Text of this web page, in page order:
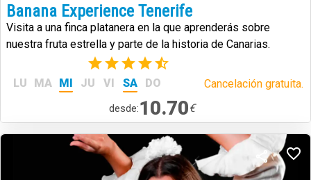
Banana Experience Tenerife
Visita a una finca platanera en la que aprenderás sobre
nuestra fruta estrella y parte de la historia de Canarias.
(6)
LU MA MI JU VI SA DO Cancelación gratuita.
desde:10.70€